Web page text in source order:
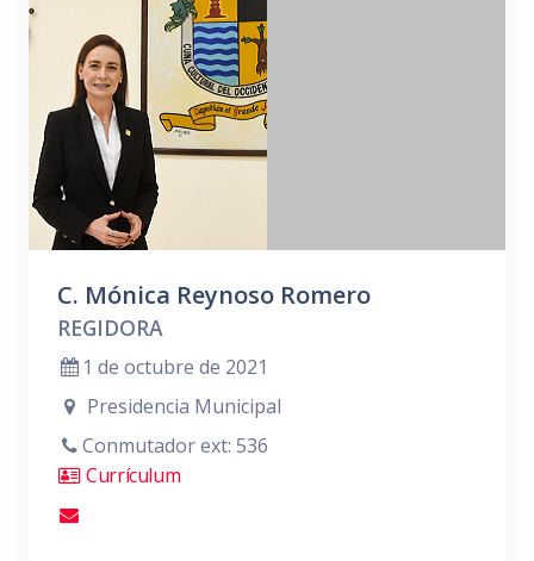
C. Mónica Reynoso Romero
REGIDORA
1 de octubre de 2021
Presidencia Municipal
Conmutador ext: 536
Currículum